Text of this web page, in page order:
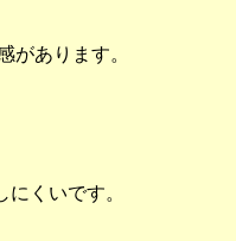
があります。
くいです。